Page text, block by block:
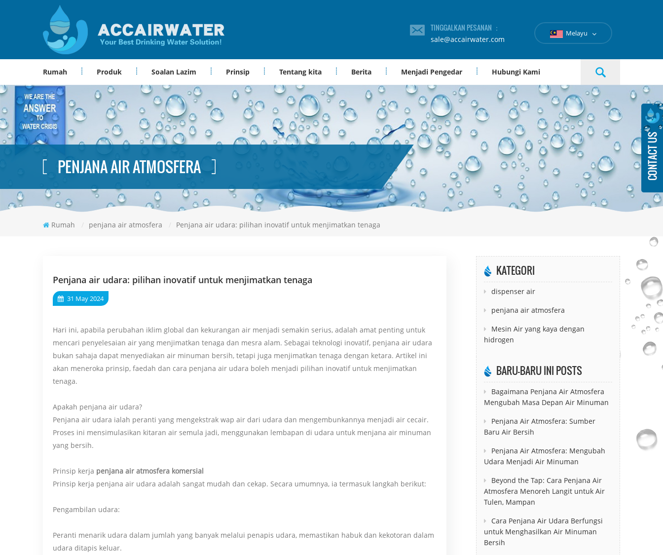
TINGGALKAN PESANAN ：
sale@accairwater.com
Melayu
Rumah Produk Soalan Lazim Prinsip Tentang kita Berita Menjadi Pengedar Hubungi Kami
PENJANA AIR ATMOSFERA
Rumah / penjana air atmosfera / Penjana air udara: pilihan inovatif untuk menjimatkan tenaga
Penjana air udara: pilihan inovatif untuk menjimatkan tenaga
31 May 2024
Hari ini, apabila perubahan iklim global dan kekurangan air menjadi semakin serius, adalah amat penting untuk
mencari penyelesaian air yang menjimatkan tenaga dan mesra alam. Sebagai teknologi inovatif, penjana air udara
bukan sahaja dapat menyediakan air minuman bersih, tetapi juga menjimatkan tenaga dengan ketara. Artikel ini
akan meneroka prinsip, faedah dan cara penjana air udara boleh menjadi pilihan inovatif untuk menjimatkan
tenaga.
Apakah penjana air udara?
Penjana air udara ialah peranti yang mengekstrak wap air dari udara dan mengembunkannya menjadi air cecair.
Proses ini mensimulasikan kitaran air semula jadi, menggunakan lembapan di udara untuk menjana air minuman
yang bersih.
Prinsip kerja penjana air atmosfera komersial
Prinsip kerja penjana air udara adalah sangat mudah dan cekap. Secara umumnya, ia termasuk langkah berikut:
Pengambilan udara:
Peranti menarik udara dalam jumlah yang banyak melalui penapis udara, memastikan habuk dan kekotoran dalam
udara ditapis keluar.
KATEGORI
dispenser air
penjana air atmosfera
Mesin Air yang kaya dengan
hidrogen
BARU-BARU INI POSTS
Bagaimana Penjana Air Atmosfera
Mengubah Masa Depan Air Minuman
Penjana Air Atmosfera: Sumber
Baru Air Bersih
Penjana Air Atmosfera: Mengubah
Udara Menjadi Air Minuman
Beyond the Tap: Cara Penjana Air
Atmosfera Menoreh Langit untuk Air
Tulen, Mampan
Cara Penjana Air Udara Berfungsi
untuk Menghasilkan Air Minuman
Bersih